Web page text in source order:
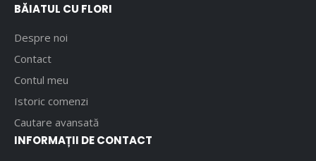
BĂIATUL CU FLORI
Despre noi
Contact
Contul meu
Istoric comenzi
Cautare avansată
INFORMAȚII DE CONTACT